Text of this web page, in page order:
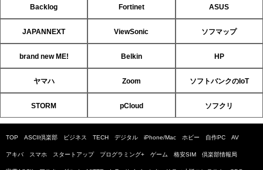
Backlog Fortinet ASUS
JAPANNEXT ViewSonic ソフマップ
brand new ME! Belkin HP
ヤマハ Zoom ソフトバンクのIoT
STORM pCloud ソフクリ
TOP ASCII倶楽部 ビジネス TECH デジタル iPhone/Mac ホビー 自作PC AV
アキバ スマホ スタートアップ プログラミング+ ゲーム 格安SIM 倶楽部情報局